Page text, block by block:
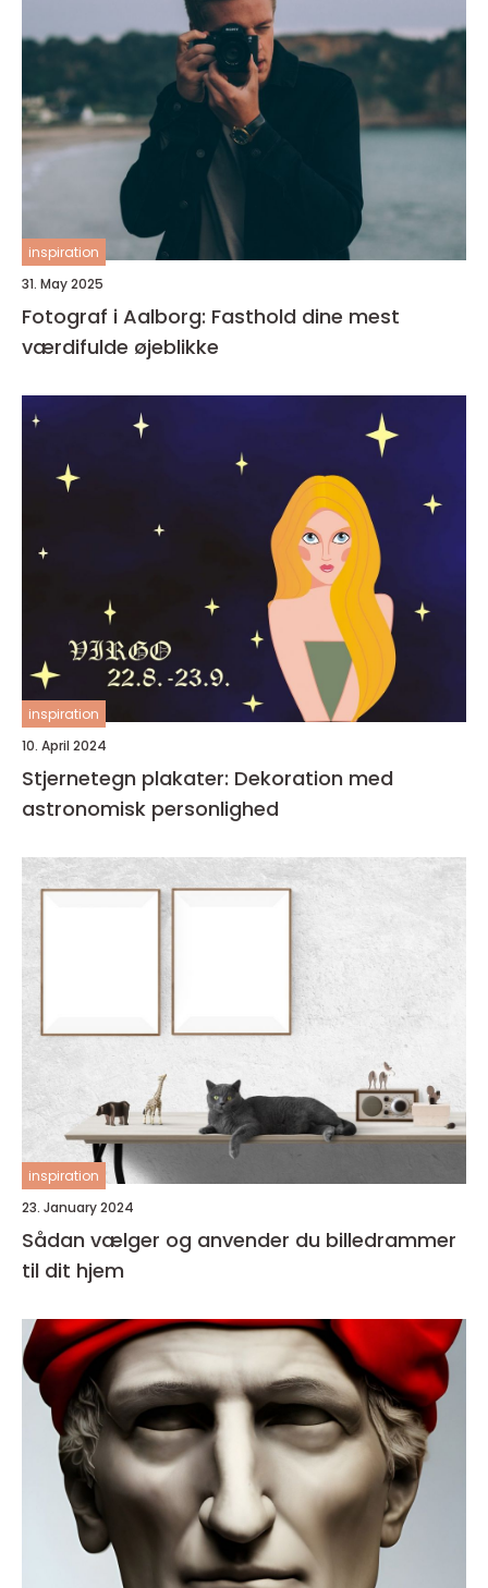
inspiration
31. May 2025
Fotograf i Aalborg: Fasthold dine mest
værdifulde øjeblikke
inspiration
10. April 2024
Stjernetegn plakater: Dekoration med
astronomisk personlighed
inspiration
23. January 2024
Sådan vælger og anvender du billedrammer
til dit hjem